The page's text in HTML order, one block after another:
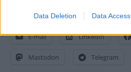
Data Deletion Data Access
Condividi questo articolo:
E-mail LinkedIn
Mastodon Telegram